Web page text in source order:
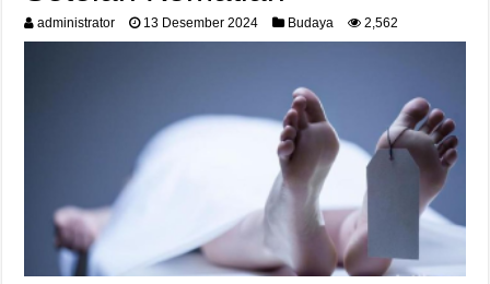
administrator 13 Desember 2024 Budaya 2,562